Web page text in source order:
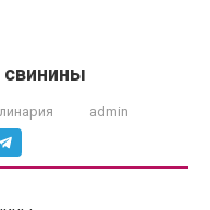
свинины
admin